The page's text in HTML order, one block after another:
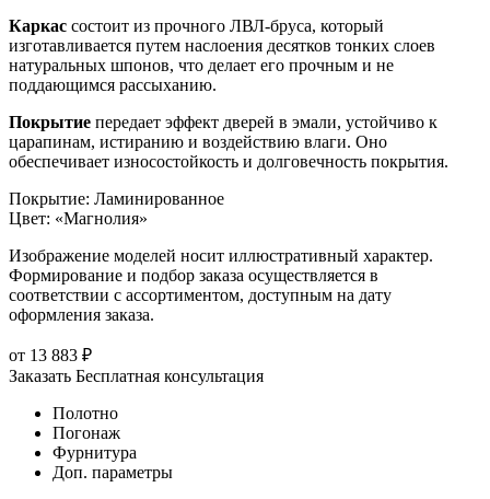
Каркас состоит из прочного ЛВЛ-бруса, который
изготавливается путем наслоения десятков тонких слоев
натуральных шпонов, что делает его прочным и не
поддающимся рассыханию.
Покрытие передает эффект дверей в эмали, устойчиво к
царапинам, истиранию и воздействию влаги. Оно
обеспечивает износостойкость и долговечность покрытия.
Покрытие: Ламинированное
Цвет: «Магнолия»
Изображение моделей носит иллюстративный характер.
Формирование и подбор заказа осуществляется в
соответствии с ассортиментом, доступным на дату
оформления заказа.
от 13 883 ₽
Заказать Бесплатная консультация
Полотно
Погонаж
Фурнитура
Доп. параметры